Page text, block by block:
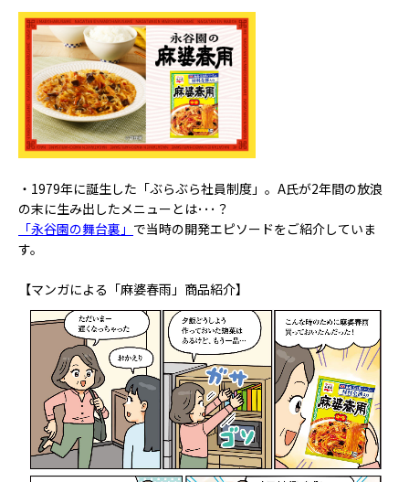
・1979年に誕生した「ぶらぶら社員制度」。A氏が2年間の放浪
の末に生み出したメニューとは･･･？
「永谷園の舞台裏」 で当時の開発エピソードをご紹介していま
す。
【マンガによる「麻婆春雨」商品紹介】